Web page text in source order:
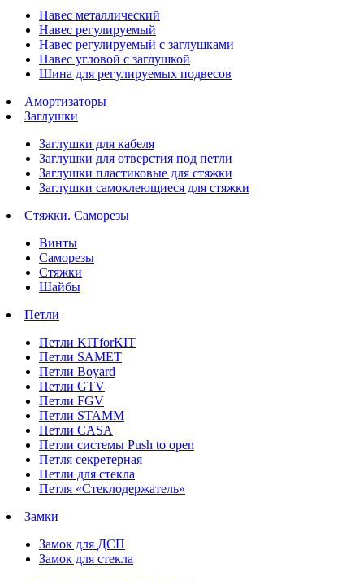
Навес металлический
Навес регулируемый
Навес регулируемый с заглушками
Навес угловой с заглушкой
Шина для регулируемых подвесов
Амортизаторы
Заглушки
Заглушки для кабеля
Заглушки для отверстия под петли
Заглушки пластиковые для стяжки
Заглушки самоклеющиеся для стяжки
Стяжки. Саморезы
Винты
Саморезы
Стяжки
Шайбы
Петли
Петли KITforKIT
Петли SAMET
Петли Boyard
Петли GTV
Петли FGV
Петли STAMM
Петли CASA
Петли системы Push to open
Петля секретерная
Петли для стекла
Петля «Стеклодержатель»
Замки
Замок для ДСП
Замок для стекла